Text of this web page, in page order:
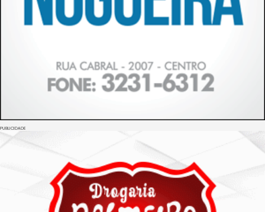
PUBLICIDADE